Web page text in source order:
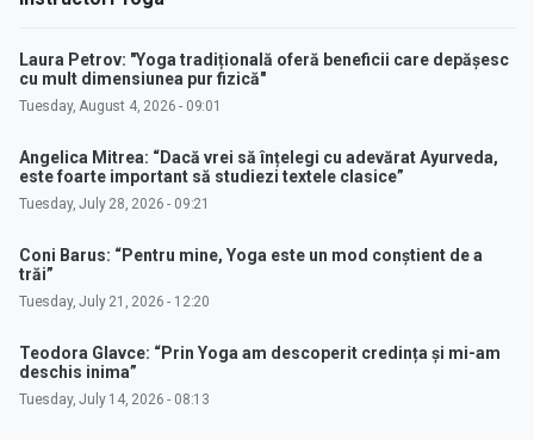
Laura Petrov: "Yoga tradițională oferă beneficii care depășesc
cu mult dimensiunea pur fizică"
Tuesday, August 4, 2026 - 09:01
Angelica Mitrea: “Dacă vrei să înțelegi cu adevărat Ayurveda,
este foarte important să studiezi textele clasice”
Tuesday, July 28, 2026 - 09:21
Coni Barus: “Pentru mine, Yoga este un mod conștient de a
trăi”
Tuesday, July 21, 2026 - 12:20
Teodora Glavce: “Prin Yoga am descoperit credința și mi-am
deschis inima”
Tuesday, July 14, 2026 - 08:13